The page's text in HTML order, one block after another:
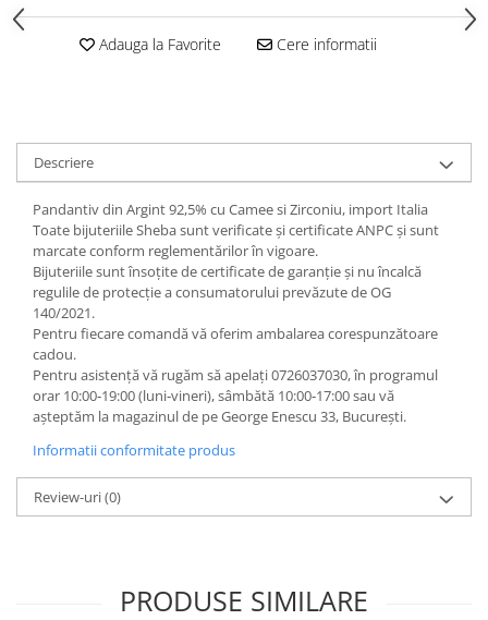
Adauga la Favorite Cere informatii
Descriere
Pandantiv din Argint 92,5% cu Camee si Zirconiu, import Italia
Toate bijuteriile Sheba sunt verificate şi certificate ANPC și sunt
marcate conform reglementărilor în vigoare.
Bijuteriile sunt însoţite de certificate de garanţie și nu încalcă
regulile de protecție a consumatorului prevăzute de OG
140/2021.
Pentru fiecare comandă vă oferim ambalarea corespunzătoare
cadou.
Pentru asistență vă rugăm să apelați 0726037030, în programul
orar 10:00‐19:00 (luni‐vineri), sâmbătă 10:00‐17:00 sau vă
așteptăm la magazinul de pe George Enescu 33, București.
Informatii conformitate produs
Review-uri(0)
PRODUSE SIMILARE